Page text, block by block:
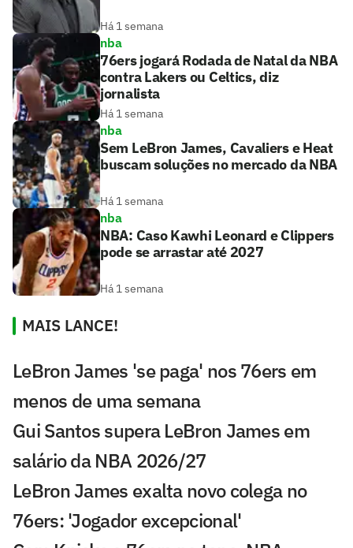
Há 1 semana
nba
76ers jogará Rodada de Natal da NBA
contra Lakers ou Celtics, diz
jornalista
Há 1 semana
nba
Sem LeBron James, Cavaliers e Heat
buscam soluções no mercado da NBA
Há 1 semana
nba
NBA: Caso Kawhi Leonard e Clippers
pode se arrastar até 2027
Há 1 semana
MAIS LANCE!
LeBron James 'se paga' nos 76ers em
menos de uma semana
Gui Santos supera LeBron James em
salário da NBA 2026/27
LeBron James exalta novo colega no
76ers: 'Jogador excepcional'